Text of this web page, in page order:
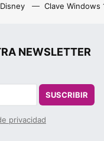
Clave Windows
NEWSLETTER
SUSCRIBIR
privacidad